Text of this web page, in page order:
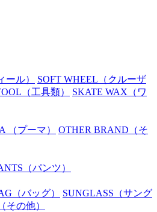
ール） SOFT WHEEL （クルーザ
（工具類） SKATE WAX （ワ
（プーマ） OTHER BRAND （そ
（パンツ）
（バッグ） SUNGLASS （サング
（その他）